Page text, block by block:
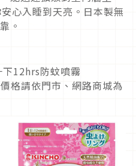
心入睡到天亮。日本製無
。
12hrs防蚊噴霧
格請依門市、網路商城為